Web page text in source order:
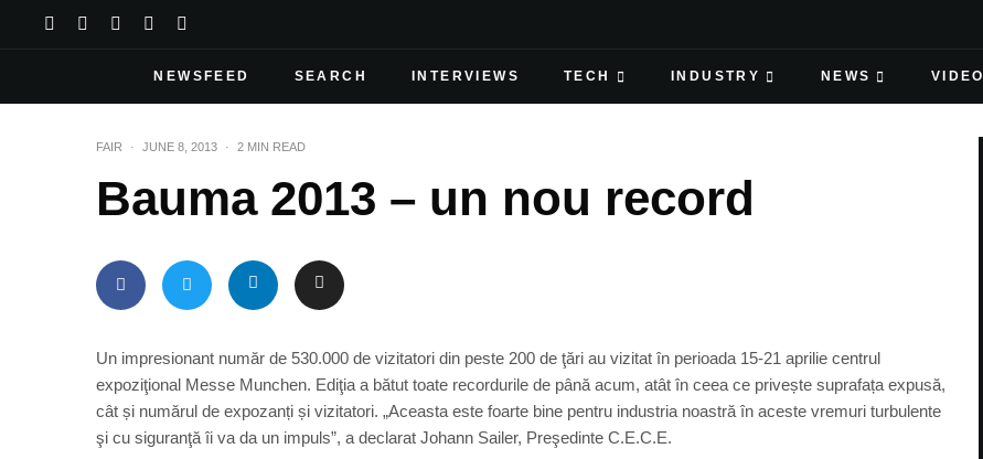
NEWSFEED SEARCH INTERVIEWS TECH INDUSTRY NEWS VIDEO
FAIR · JUNE 8, 2013 · 2 MIN READ
Bauma 2013 – un nou record
Un impresionant număr de 530.000 de vizitatori din peste 200 de ţări au vizitat în perioada 15-21 aprilie centrul
expoziţional Messe Munchen. Ediţia a bătut toate recordurile de până acum, atât în ceea ce privește suprafața expusă,
cât și numărul de expozanți și vizitatori. „Aceasta este foarte bine pentru industria noastră în aceste vremuri turbulente
şi cu siguranţă îi va da un impuls”, a declarat Johann Sailer, Preşedinte C.E.C.E.